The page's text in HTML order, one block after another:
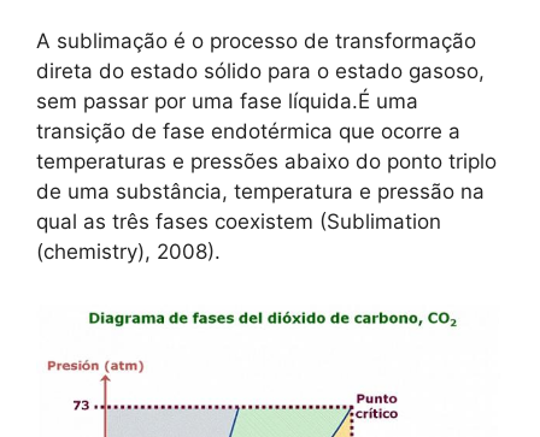
A sublimação é o processo de transformação
direta do estado sólido para o estado gasoso,
sem passar por uma fase líquida.É uma
transição de fase endotérmica que ocorre a
temperaturas e pressões abaixo do ponto triplo
de uma substância, temperatura e pressão na
qual as três fases coexistem (Sublimation
(chemistry), 2008).